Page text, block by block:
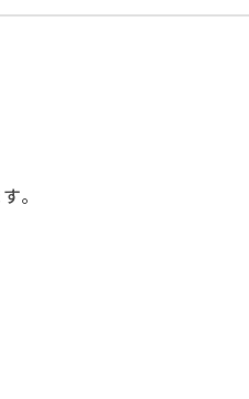
。